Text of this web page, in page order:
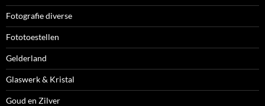
Fotografie diverse
Fototoestellen
Gelderland
Glaswerk & Kristal
Goud en Zilver